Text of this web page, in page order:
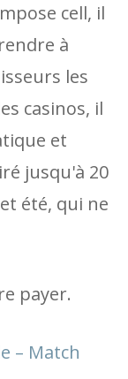
cell, il
à
les
casinos, il
et
jusqu'à 20
été, qui ne
payer.
– Match